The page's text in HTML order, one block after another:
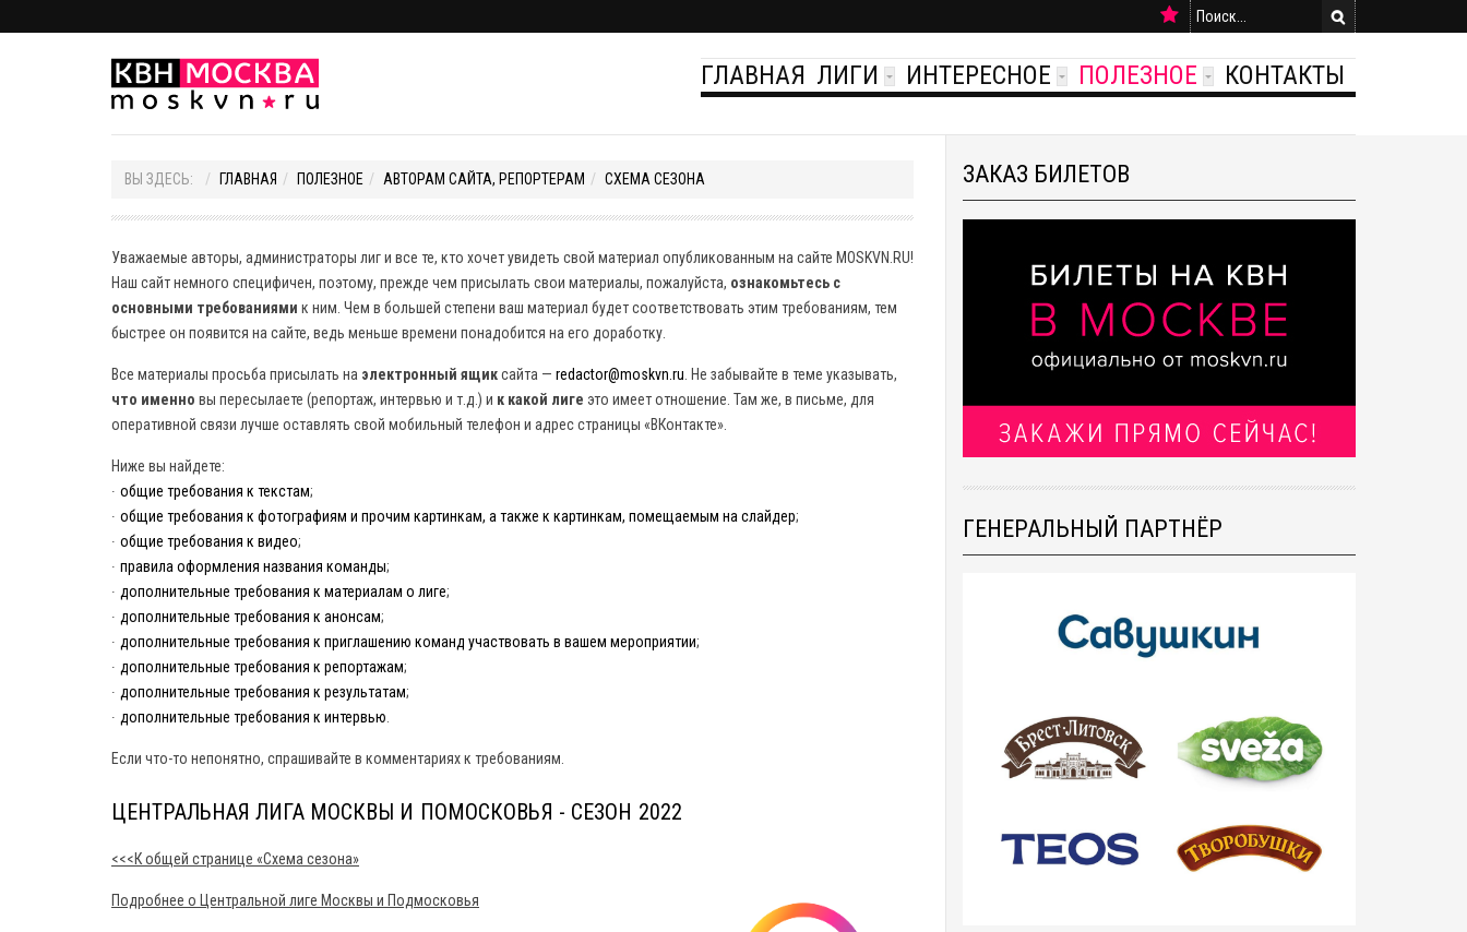
ГЛАВНАЯ ЛИГИ ИНТЕРЕСНОЕ ПОЛЕЗНОЕ КОНТАКТЫ
ВЫ ЗДЕСЬ: ГЛАВНАЯ ПОЛЕЗНОЕ АВТОРАМ САЙТА, РЕПОРТЕРАМ СХЕМА СЕЗОНА
Уважаемые авторы, администраторы лиг и все те, кто хочет увидеть свой материал опубликованным на сайте MOSKVN.RU!
Наш сайт немного специфичен, поэтому, прежде чем присылать свои материалы, пожалуйста, ознакомьтесь с
основными требованиями к ним. Чем в большей степени ваш материал будет соответствовать этим требованиям, тем
быстрее он появится на сайте, ведь меньше времени понадобится на его доработку.
Все материалы просьба присылать на электронный ящиксайта — redactor@moskvn.ru . Не забывайте в теме указывать,
что именно вы пересылаете (репортаж, интервью и т.д.) и к какой лиге это имеет отношение. Там же, в письме, для
оперативной связи лучше оставлять свой мобильный телефон и адрес страницы «ВКонтакте».
Ниже вы найдете:
∙ общие требования к текстам;
∙ общие требования к фотографиям и прочим картинкам, а также к картинкам, помещаемым на слайдер;
∙ общие требования к видео;
∙ правила оформления названия команды;
∙ дополнительные требования к материалам о лиге;
∙ дополнительные требования к анонсам;
∙ дополнительные требования к приглашению команд участвовать в вашем мероприятии;
∙ дополнительные требования к репортажам;
∙ дополнительные требования к результатам;
∙ дополнительные требования к интервью
Если что-то непонятно, спрашивайте в комментариях к требованиям.
ЦЕНТРАЛЬНАЯ ЛИГА МОСКВЫ И ПОМОСКОВЬЯ - СЕЗОН 2022
<<<К общей странице «Схема сезона»
Подробнее о Центральной лиге Москвы и Подмосковья
ЗАКАЗ БИЛЕТОВ
ГЕНЕРАЛЬНЫЙ ПАРТНЁР